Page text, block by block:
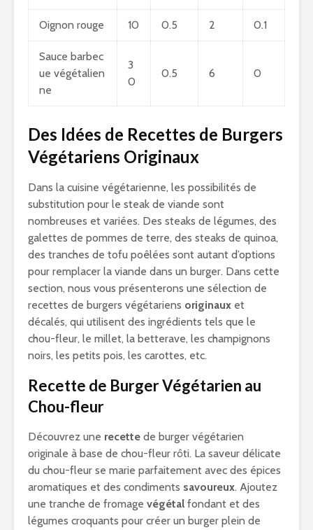
Oignon rouge 10 0.5 2 0.1
Sauce barbec
ue végétalien
ne
3
0
0.5 6 0
Des Idées de Recettes de Burgers
Végétariens Originaux
Dans la cuisine végétarienne, les possibilités de
substitution pour le steak de viande sont
nombreuses et variées. Des steaks de légumes, des
galettes de pommes de terre, des steaks de quinoa,
des tranches de tofu poêlées sont autant d’options
pour remplacer la viande dans un burger. Dans cette
section, nous vous présenterons une sélection de
recettes de burgers végétariens originaux et
décalés, qui utilisent des ingrédients tels que le
chou-fleur, le millet, la betterave, les champignons
noirs, les petits pois, les carottes, etc.
Recette de Burger Végétarien au
Chou-fleur
Découvrez une recette de burger végétarien
originale à base de chou-fleur rôti. La saveur délicate
du chou-fleur se marie parfaitement avec des épices
aromatiques et des condiments savoureux. Ajoutez
une tranche de fromage végétal fondant et des
légumes croquants pour créer un burger plein de